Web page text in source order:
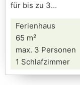
für bis zu 3
Ferienhaus
65 m²
max. 3 Personen
1 Schlafzimmer